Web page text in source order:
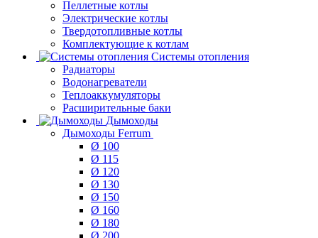
Пеллетные котлы
Электрические котлы
Твердотопливные котлы
Комплектующие к котлам
Системы отопления
Радиаторы
Водонагреватели
Теплоаккумуляторы
Расширительные баки
Дымоходы
Дымоходы Ferrum
Ø 100
Ø 115
Ø 120
Ø 130
Ø 150
Ø 160
Ø 180
Ø 200